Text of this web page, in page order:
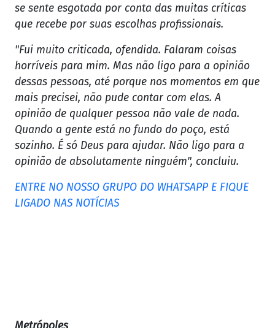
se sente esgotada por conta das muitas críticas
que recebe por suas escolhas profissionais.
"Fui muito criticada, ofendida. Falaram coisas
horríveis para mim. Mas não ligo para a opinião
dessas pessoas, até porque nos momentos em que
mais precisei, não pude contar com elas. A
opinião de qualquer pessoa não vale de nada.
Quando a gente está no fundo do poço, está
sozinho. É só Deus para ajudar. Não ligo para a
opinião de absolutamente ninguém", concluiu.
ENTRE NO NOSSO GRUPO DO WHATSAPP E FIQUE
LIGADO NAS NOTÍCIAS